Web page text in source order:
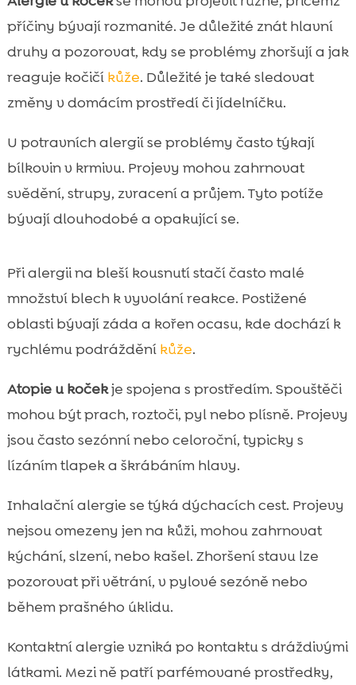
příčiny bývají rozmanité. Je důležité znát hlavní
druhy a pozorovat, kdy se problémy zhoršují a jak
reaguje kočičí kůže. Důležité je také sledovat
změny v domácím prostředí či jídelníčku.
U potravních alergií se problémy často týkají
bílkovin v krmivu. Projevy mohou zahrnovat
svědění, strupy, zvracení a průjem. Tyto potíže
bývají dlouhodobé a opakující se.
Při alergii na bleší kousnutí stačí často malé
množství blech k vyvolání reakce. Postižené
oblasti bývají záda a kořen ocasu, kde dochází k
rychlému podráždění kůže.
Atopie u kočekje spojena s prostředím. Spouštěči
mohou být prach, roztoči, pyl nebo plísně. Projevy
jsou často sezónní nebo celoroční, typicky s
lízáním tlapek a škrábáním hlavy.
Inhalační alergie se týká dýchacích cest. Projevy
nejsou omezeny jen na kůži, mohou zahrnovat
kýchání, slzení, nebo kašel. Zhoršení stavu lze
pozorovat při větrání, v pylové sezóně nebo
během prašného úklidu.
Kontaktní alergie vzniká po kontaktu s dráždivými
látkami. Mezi ně patří parfémované prostředky,